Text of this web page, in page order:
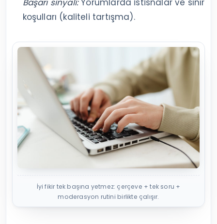
Başarı sinyali:Yorumlarda istisnalar ve sınır
koşulları (kaliteli tartışma).
İyi fikir tek başına yetmez: çerçeve + tek soru +
moderasyon rutini birlikte çalışır.